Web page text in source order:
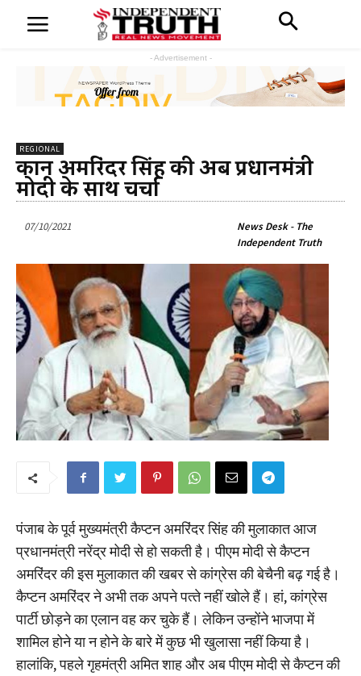
- Advertisement -
REGIONAL
कप्तान अमरिंदर सिंह की अब प्रधानमंत्री
मोदी के साथ चर्चा
07/10/2021
News Desk - The
Independent Truth
पंजाब के पूर्व मुख्यमंत्री कैप्टन अमरिंदर सिंह की मुलाकात आज
प्रधानमंत्री नरेंद्र मोदी से हो सकती है। पीएम मोदी से कैप्‍टन
अमरिंदर की इस मुलाकात की खबर से कांग्रेस की बेचैनी बढ़ गई है।
कैप्‍टन अमरिंदर ने अभी तक अपने पत्‍ते नहीं खोले हैं। हां, कांग्रेस
पार्टी छोड़ने का एलान वह कर चुके हैं। लेकिन उन्‍होंने भाजपा में
शामिल होने या न होने के बारे में कुछ भी खुलासा नहीं किया है।
हालांकि, पहले गृहमंत्री अमित शाह और अब पीएम मोदी से कैप्‍टन की